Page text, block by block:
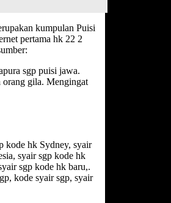
kumpulan Puisi
pertama hk 22 2
sgp puisi jawa.
orang gila. Mengingat
kode hk Sydney, syair
syair sgp kode hk
sgp kode hk baru,.
kode syair sgp, syair